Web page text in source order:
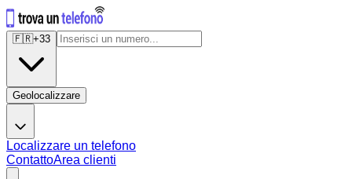
🇫🇷+33
Geolocalizzare
Localizzare un telefono
ContattoArea clienti